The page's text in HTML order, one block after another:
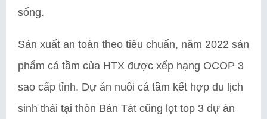
sống.
Sản xuất an toàn theo tiêu chuẩn, năm 2022 sản
phẩm cá tầm của HTX được xếp hạng OCOP 3
sao cấp tỉnh. Dự án nuôi cá tầm kết hợp du lịch
sinh thái tại thôn Bản Tát cũng lọt top 3 dự án